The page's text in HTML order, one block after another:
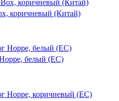
коричневый (Китай)
белый (ЕС)